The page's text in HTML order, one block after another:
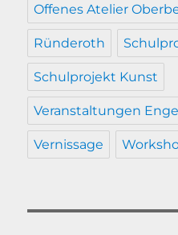
Offenes Atelier
Ründeroth
Schulprojekt Kunst
Veranstaltungen
Vernissage